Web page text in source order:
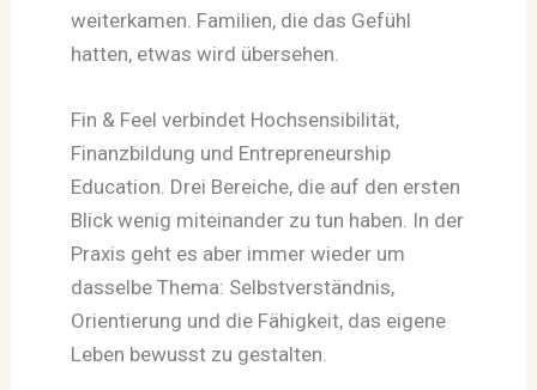
weiterkamen. Familien, die das Gefühl
hatten, etwas wird übersehen.
Fin & Feel verbindet Hochsensibilität,
Finanzbildung und Entrepreneurship
Education. Drei Bereiche, die auf den ersten
Blick wenig miteinander zu tun haben. In der
Praxis geht es aber immer wieder um
dasselbe Thema: Selbstverständnis,
Orientierung und die Fähigkeit, das eigene
Leben bewusst zu gestalten.